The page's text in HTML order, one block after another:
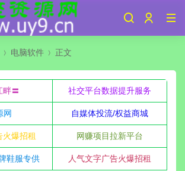
电脑软件 正文
畔〓 社交平台数据提升服务
网 自媒体投流/权益商城
火爆招租 网赚项目拉新平台
鞋服专供 人气文字广告火爆招租